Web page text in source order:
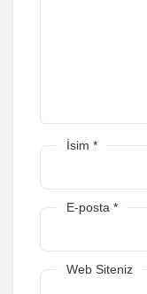
İsim *
E-posta *
Web Siteniz